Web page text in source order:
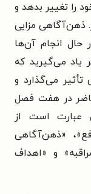
را تغییر بدهد و
ذهن‌آگاهی مزایی
حال انجام آن‌ها
یاد می‌گیرید که
می‌گذارد و
حاضر در هفت فصل
عبارت است از
»، «ذهن‌آگاهی
» و «اهداف